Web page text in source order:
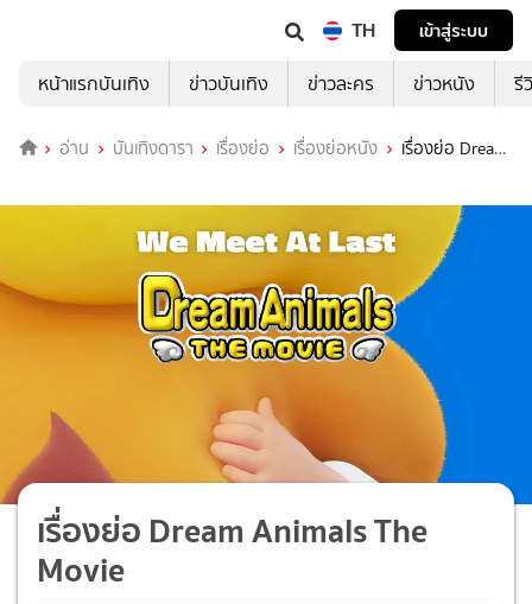
TH
เข้าสู่ระบบ
หน้าแรกบันเทิง
ข่าวบันเทิง ข่าวละคร ข่าวหนัง รี
อ่าน บันเทิงดารา เรื่องย่อ เรื่องย่อหนัง
เรื่องย่อ Dream
เรื่องย่อ Dream Animals The
Movie